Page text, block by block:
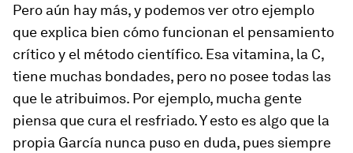
Pero aún hay más, y podemos ver otro ejemplo
que explica bien cómo funcionan el pensamiento
crítico y el método científico. Esa vitamina, la C,
tiene muchas bondades, pero no posee todas las
que le atribuimos. Por ejemplo, mucha gente
piensa que cura el resfriado. Y esto es algo que la
propia García nunca puso en duda, pues siempre